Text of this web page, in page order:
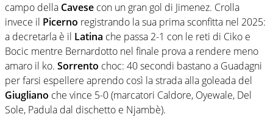
campo della Cavese con un gran gol di Jimenez. Crolla
invece il Picerno registrando la sua prima sconfitta nel 2025:
a decretarla è il Latina che passa 2-1 con le reti di Ciko e
Bocic mentre Bernardotto nel finale prova a rendere meno
amaro il ko. Sorrento choc: 40 secondi bastano a Guadagni
per farsi espellere aprendo così la strada alla goleada del
Giugliano che vince 5-0 (marcatori Caldore, Oyewale, Del
Sole, Padula dal dischetto e Njambè).